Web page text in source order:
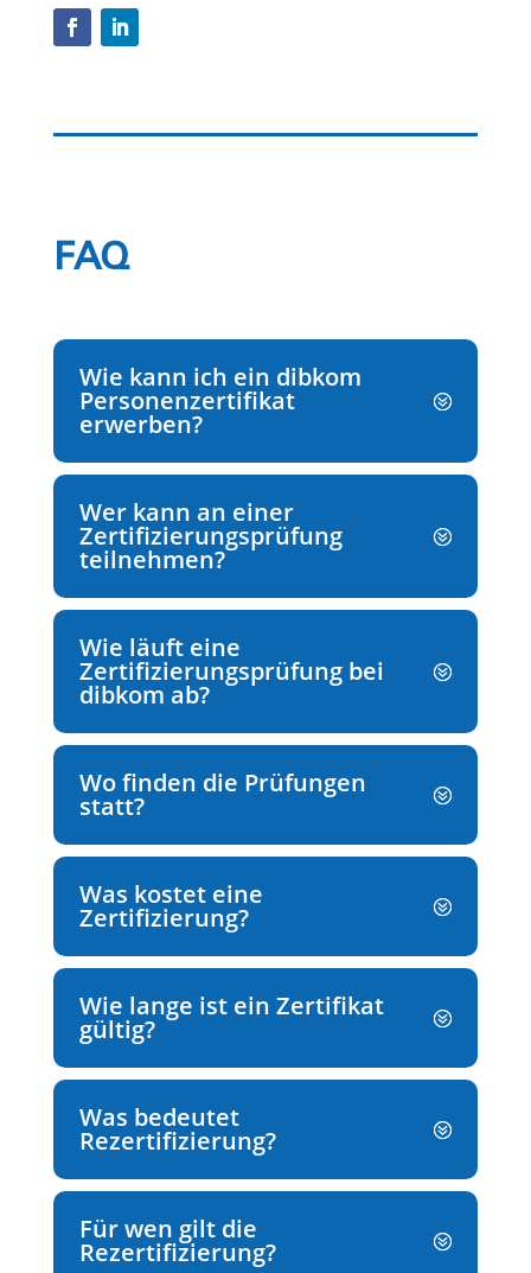
FAQ
Wie kann ich ein dibkom
Personenzertifikat
erwerben?
Wer kann an einer
Zertifizierungsprüfung
teilnehmen?
Wie läuft eine
Zertifizierungsprüfung bei
dibkom ab?
Wo finden die Prüfungen
statt?
Was kostet eine
Zertifizierung?
Wie lange ist ein Zertifikat
gültig?
Was bedeutet
Rezertifizierung?
Für wen gilt die
Rezertifizierung?